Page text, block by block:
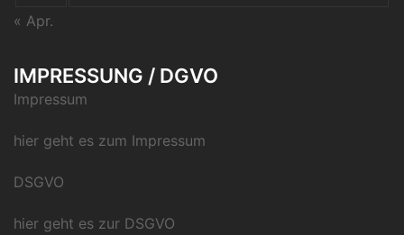
« Apr.
IMPRESSUNG / DGVO
Impressum
hier geht es zum Impressum
DSGVO
hier geht es zur DSGVO